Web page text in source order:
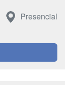
Presencial